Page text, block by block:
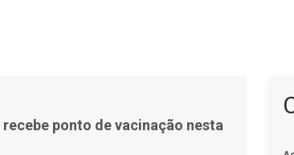
quinta-feira
ponto de vacinação nesta